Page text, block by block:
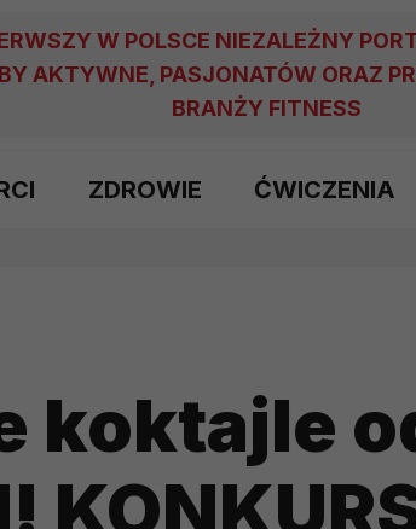
W POLSCE NIEZALEŻNY
AKTYWNE, PASJONATÓW ORAZ
BRANŻY FITNESS
ZDROWIE ĆWICZENIA
koktajle